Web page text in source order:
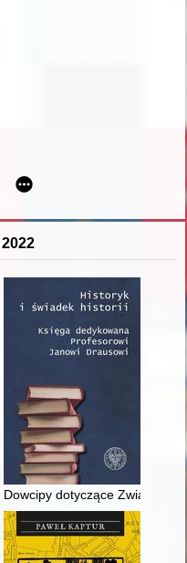
lat sekcji hokejowej Polonii
oraz toczące się w tych
Dowcipy dotyczące Związku